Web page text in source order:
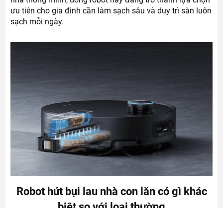
ưu tiên cho gia đình cần làm sạch sâu và duy trì sàn luôn
sạch mỗi ngày.
Robot hút bụi lau nhà con lăn có gì khác